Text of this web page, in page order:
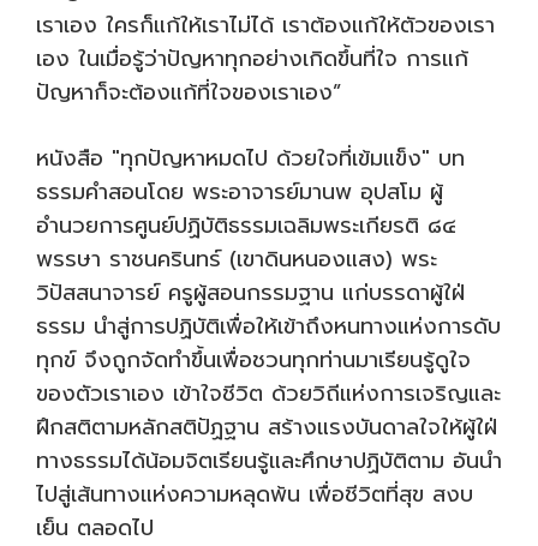
เราเอง ใครก็แก้ให้เราไม่ได้ เราต้องแก้ให้ตัวของเรา
เอง ในเมื่อรู้ว่าปัญหาทุกอย่างเกิดขึ้นที่ใจ การแก้
ปัญหาก็จะต้องแก้ที่ใจของเราเอง”
หนังสือ "ทุกปัญหาหมดไป ด้วยใจที่เข้มแข็ง" บท
ธรรมคำสอนโดย พระอาจารย์มานพ อุปสโม ผู้
อำนวยการศูนย์ปฏิบัติธรรมเฉลิมพระเกียรติ ๘๔
พรรษา ราชนครินทร์ (เขาดินหนองแสง) พระ
วิปัสสนาจารย์ ครูผู้สอนกรรมฐาน แก่บรรดาผู้ใฝ่
ธรรม นำสู่การปฏิบัติเพื่อให้เข้าถึงหนทางแห่งการดับ
ทุกข์ จึงถูกจัดทำขึ้นเพื่อชวนทุกท่านมาเรียนรู้ดูใจ
ของตัวเราเอง เข้าใจชีวิต ด้วยวิถีแห่งการเจริญและ
ฝึกสติตามหลักสติปัฏฐาน สร้างแรงบันดาลใจให้ผู้ใฝ่
ทางธรรมได้น้อมจิตเรียนรู้และศึกษาปฏิบัติตาม อันนำ
ไปสู่เส้นทางแห่งความหลุดพ้น เพื่อชีวิตที่สุข สงบ
เย็น ตลอดไป